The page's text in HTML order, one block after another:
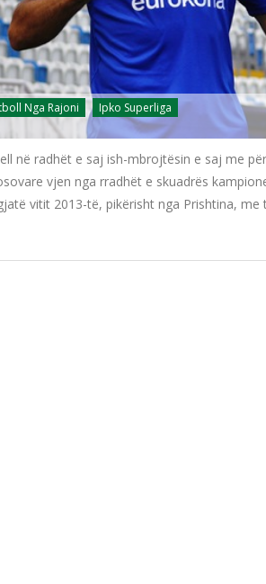
Nga Rajoni Ipko Superliga
në radhët e saj ish-mbrojtësin e saj me
vjen nga rradhët e skuadrës
vitit 2013-të, pikërisht nga Prishtina, me